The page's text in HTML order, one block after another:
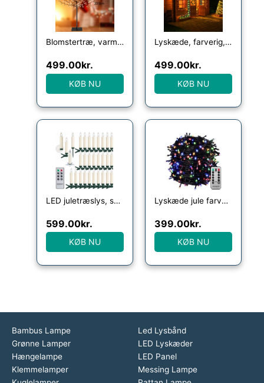
Blomstertræ, varm hvid 220cm indendørs/udendørs + fjernbetjening
499.00kr.
KØB NU
Lyskæde, farverig, 60m, fjernbetjening
499.00kr.
KØB NU
LED juletræslys, sæt med 30 stk varm hvid, fjernbetjening
599.00kr.
KØB NU
Lyskæde jule farverig 40m fjernbetjening
399.00kr.
KØB NU
Bambus Lampe
Grønne Lamper
Hængelampe
Klemmelamper
Led Lysbånd
LED Lyskæder
LED Panel
Messing Lampe